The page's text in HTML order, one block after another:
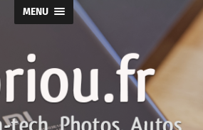
MENU